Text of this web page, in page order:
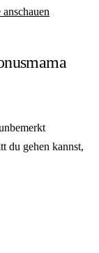
du gehen kannst,